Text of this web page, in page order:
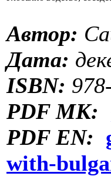
Автор:
Дата:
ISBN:
PDF МК:
PDF EN:
with-